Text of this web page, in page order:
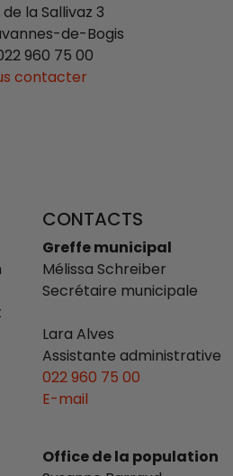
la Sallivaz 3
de-Bogis
960 75 00
contacter
CONTACTS
Greffe municipal
Mélissa Schreiber
Secrétaire municipale
Lara Alves
Assistante administrative
022 960 75 00
E-mail
Office de la population